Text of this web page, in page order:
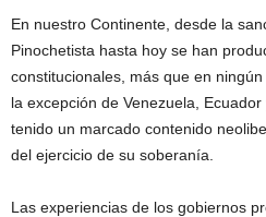
En nuestro Continente, desde la
Pinochetista hasta hoy se han
constitucionales, más que en
la excepción de Venezuela,
tenido un marcado contenido
del ejercicio de su soberanía.
Las experiencias de los gobiernos